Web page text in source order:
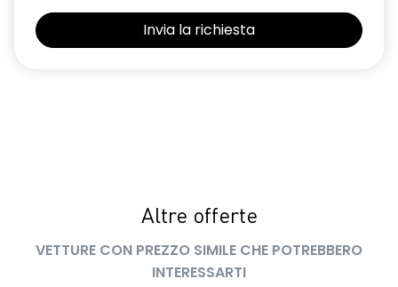
Riconoscimento dei segnali stradali con avviso del
superamento del limite di velocità ISA
Vetri posteriori e lunotto scuri
Volante regolabile in altezza e profondita'
Volante soft feel con comandi per ISA
Altre offerte
VETTURE CON PREZZO SIMILE CHE POTREBBERO
INTERESSARTI